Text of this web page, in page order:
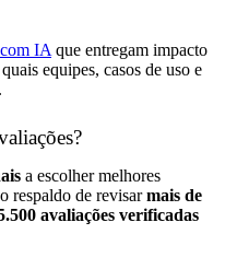
IA que entregam impacto
equipes, casos de uso e
a escolher melhores
respaldo de revisarmais de
avaliações verificadas